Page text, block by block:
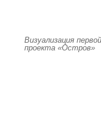
Визуализация
проекта «Остров»